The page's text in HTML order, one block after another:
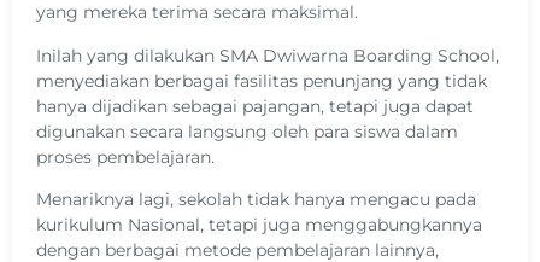
yang mereka terima secara maksimal.
Inilah yang dilakukan SMA Dwiwarna Boarding School,
menyediakan berbagai fasilitas penunjang yang tidak
hanya dijadikan sebagai pajangan, tetapi juga dapat
digunakan secara langsung oleh para siswa dalam
proses pembelajaran.
Menariknya lagi, sekolah tidak hanya mengacu pada
kurikulum Nasional, tetapi juga menggabungkannya
dengan berbagai metode pembelajaran lainnya,